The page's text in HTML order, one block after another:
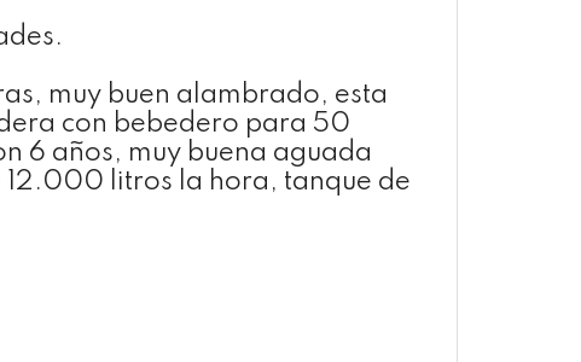
muy buen alambrado, esta
con bebedero para 50
6 años, muy buena aguada
litros la hora, tanque de